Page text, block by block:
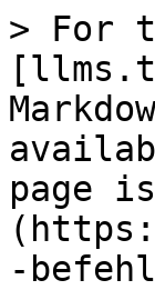
> For
page
-